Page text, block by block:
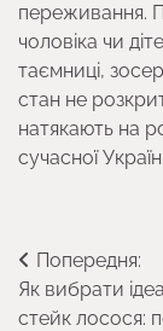
переживання.
чоловіка чи
таємниці,
стан не
натякають на
сучасної
Навігація
записів
Попередня:
Як вибрати
стейк лосося: